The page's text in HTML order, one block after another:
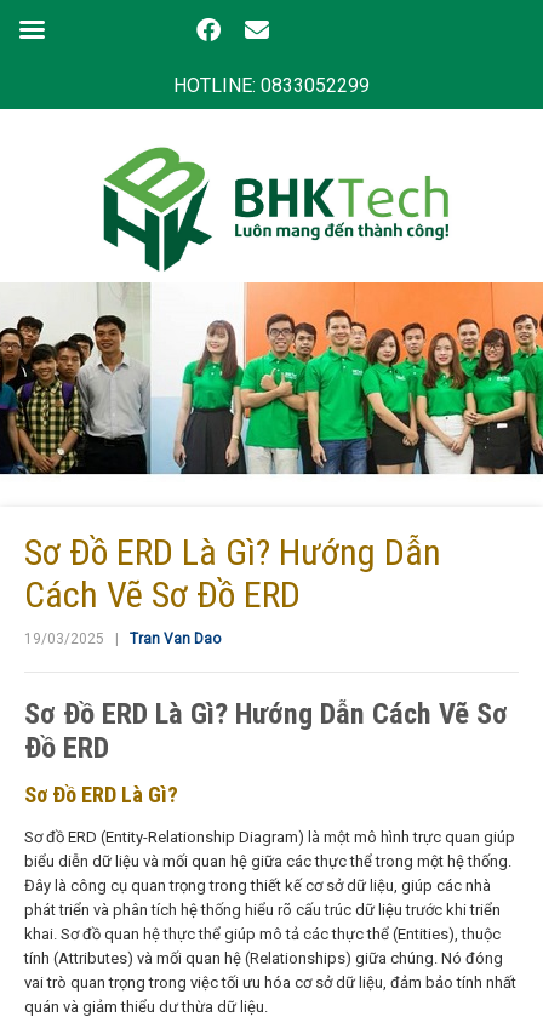
HOTLINE: 0833052299
Sơ Đồ ERD Là Gì? Hướng Dẫn
Cách Vẽ Sơ Đồ ERD
19/03/2025 | Tran Van Dao
Sơ Đồ ERD Là Gì? Hướng Dẫn Cách Vẽ Sơ
Đồ ERD
Sơ Đồ ERD Là Gì?
Sơ đồ ERD (Entity-Relationship Diagram) là một mô hình trực quan giúp
biểu diễn dữ liệu và mối quan hệ giữa các thực thể trong một hệ thống.
Đây là công cụ quan trọng trong thiết kế cơ sở dữ liệu, giúp các nhà
phát triển và phân tích hệ thống hiểu rõ cấu trúc dữ liệu trước khi triển
khai. Sơ đồ quan hệ thực thể giúp mô tả các thực thể (Entities), thuộc
tính (Attributes) và mối quan hệ (Relationships) giữa chúng. Nó đóng
vai trò quan trọng trong việc tối ưu hóa cơ sở dữ liệu, đảm bảo tính nhất
quán và giảm thiểu dư thừa dữ liệu.